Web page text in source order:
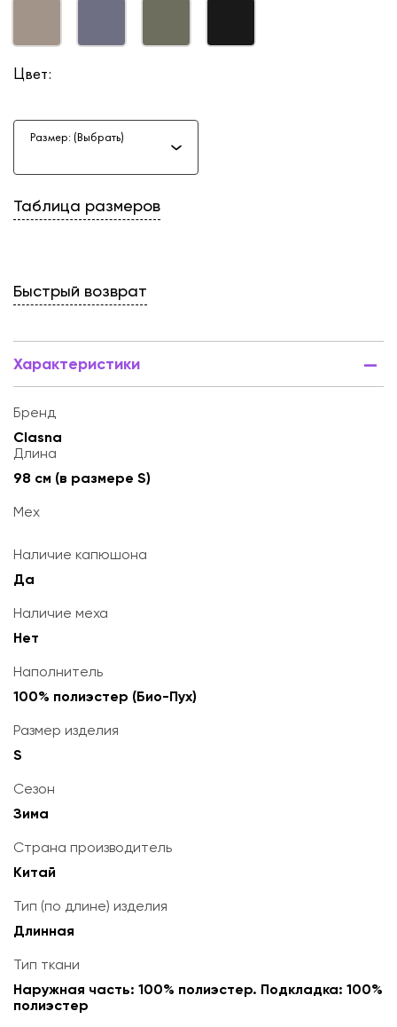
Цвет:
Размер: (Выбрать)
Таблица размеров
Быстрый возврат
Характеристики
Бренд
Clasna
Длина
98 см (в размере S)
Мех
Наличие капюшона
Да
Наличие меха
Нет
Наполнитель
100% полиэстер (Био-Пух)
Размер изделия
S
Сезон
Зима
Страна производитель
Китай
Тип (по длине) изделия
Длинная
Тип ткани
Наружная часть: 100% полиэстер. Подкладка: 100%
полиэстер